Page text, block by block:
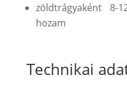
zöldtrágyaként 8-
hozam
Technikai